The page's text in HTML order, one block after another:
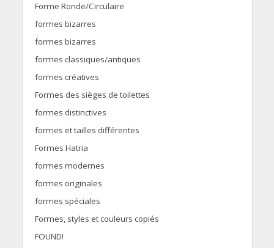
Forme Ronde/Circulaire
formes bizarres
formes bizarres
formes classiques/antiques
formes créatives
Formes des sièges de toilettes
formes distinctives
formes et tailles différentes
Formes Hatria
formes modernes
formes originales
formes spéciales
Formes, styles et couleurs copiés
FOUND!